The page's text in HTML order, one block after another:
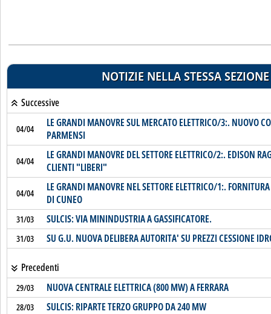
NOTIZIE NELLA STESSA SEZIONE
Successive
04/04
LE GRANDI MANOVRE SUL MERCATO ELETTRICO/3:. NUOVO
PARMENSI
04/04
LE GRANDI MANOVRE DEL SETTORE ELETTRICO/2:. EDISON
CLIENTI "LIBERI"
04/04
LE GRANDI MANOVRE NEL SETTORE ELETTRICO/1:.
DI CUNEO
31/03 SULCIS: VIA MININDUSTRIA A GASSIFICATORE.
31/03 SU G.U. NUOVA DELIBERA AUTORITA' SU PREZZI CESSIONE
Precedenti
29/03 NUOVA CENTRALE ELETTRICA (800 MW) A FERRARA
28/03 SULCIS: RIPARTE TERZO GRUPPO DA 240 MW